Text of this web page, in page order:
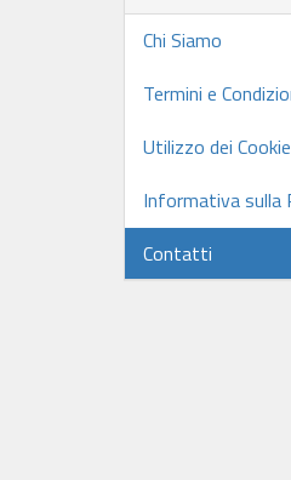
Chi Siamo
Termini e
Utilizzo dei
Informativa sulla
Contatti